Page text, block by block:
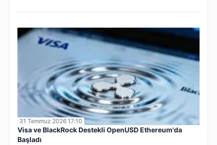
31 Temmuz 2026 17:10
Visa ve BlackRock Destekli OpenUSD Ethereum'da
Başladı